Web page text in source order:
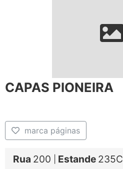
CAPAS PIONEIRA
marca páginas
Rua 200 Estande 235C